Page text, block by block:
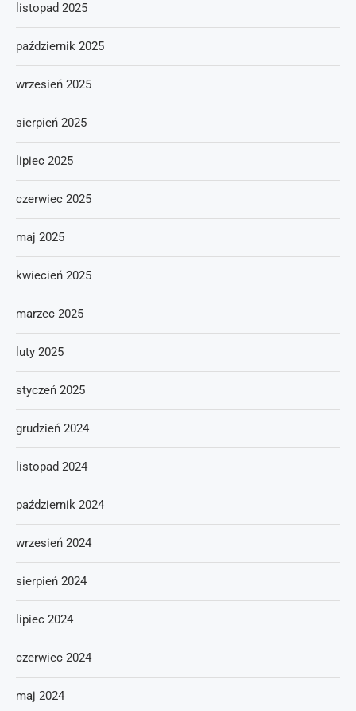
listopad 2025
październik 2025
wrzesień 2025
sierpień 2025
lipiec 2025
czerwiec 2025
maj 2025
kwiecień 2025
marzec 2025
luty 2025
styczeń 2025
grudzień 2024
listopad 2024
październik 2024
wrzesień 2024
sierpień 2024
lipiec 2024
czerwiec 2024
maj 2024